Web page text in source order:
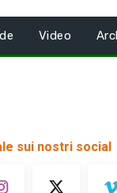
Video
sui nostri social